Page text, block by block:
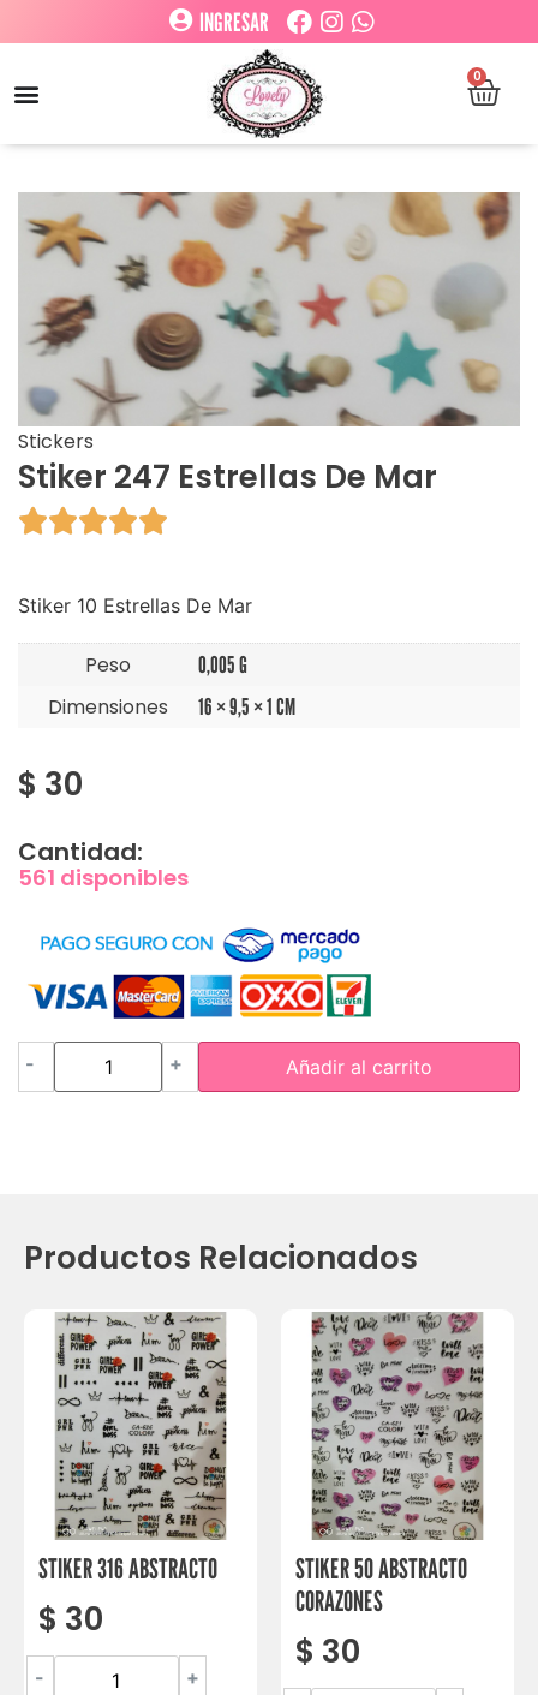
INGRESAR
0
Stickers
Stiker 247 Estrellas De Mar

Stiker 10 Estrellas De Mar
Peso 0,005 G
Dimensiones 16 × 9,5 × 1 CM
$ 30
Cantidad:
561 disponibles
- + Añadir al carrito
Productos Relacionados
STIKER 316 ABSTRACTO
$ 30
- +
STIKER 50 ABSTRACTO
CORAZONES
$ 30